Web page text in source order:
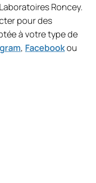
Roncey.
pour des
à votre type de
, Facebookou